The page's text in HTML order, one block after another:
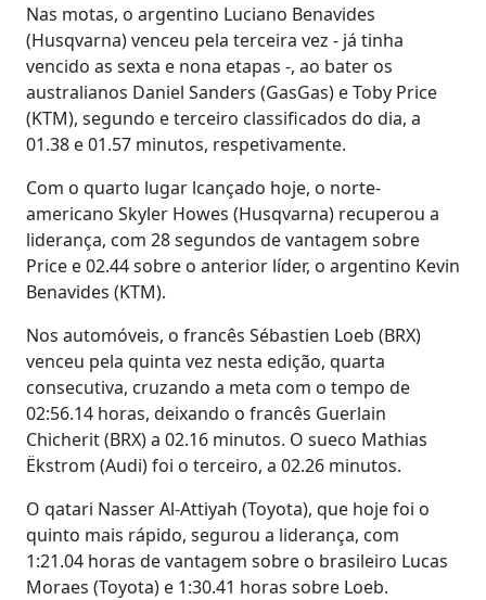
Nas motas, o argentino Luciano Benavides
(Husqvarna) venceu pela terceira vez - já tinha
vencido as sexta e nona etapas -, ao bater os
australianos Daniel Sanders (GasGas) e Toby Price
(KTM), segundo e terceiro classificados do dia, a
01.38 e 01.57 minutos, respetivamente.
Com o quarto lugar lcançado hoje, o norte-
americano Skyler Howes (Husqvarna) recuperou a
liderança, com 28 segundos de vantagem sobre
Price e 02.44 sobre o anterior líder, o argentino Kevin
Benavides (KTM).
Nos automóveis, o francês Sébastien Loeb (BRX)
venceu pela quinta vez nesta edição, quarta
consecutiva, cruzando a meta com o tempo de
02:56.14 horas, deixando o francês Guerlain
Chicherit (BRX) a 02.16 minutos. O sueco Mathias
Ëkstrom (Audi) foi o terceiro, a 02.26 minutos.
O qatari Nasser Al-Attiyah (Toyota), que hoje foi o
quinto mais rápido, segurou a liderança, com
1:21.04 horas de vantagem sobre o brasileiro Lucas
Moraes (Toyota) e 1:30.41 horas sobre Loeb.